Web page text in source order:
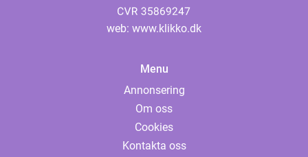
web: www.klikko.dk
Menu
Annonsering
Om oss
Cookies
Kontakta oss